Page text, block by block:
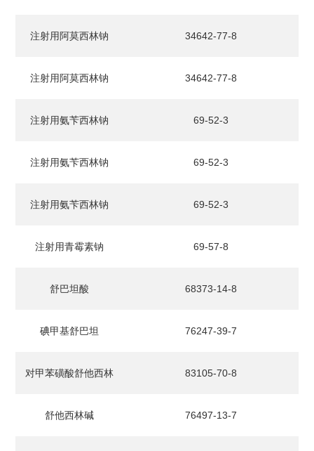
注射用阿莫西林钠 34642-77-8
注射用阿莫西林钠 34642-77-8
注射用氨苄西林钠 69-52-3
注射用氨苄西林钠 69-52-3
注射用氨苄西林钠 69-52-3
注射用青霉素钠 69-57-8
舒巴坦酸 68373-14-8
碘甲基舒巴坦 76247-39-7
对甲苯磺酸舒他西林 83105-70-8
舒他西林碱 76497-13-7